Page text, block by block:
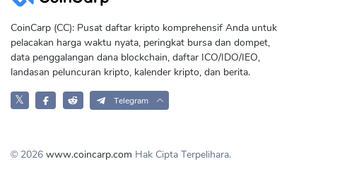
CoinCarp (CC): Pusat daftar kripto komprehensif Anda untuk
pelacakan harga waktu nyata, peringkat bursa dan dompet,
data penggalangan dana blockchain, daftar ICO/IDO/IEO,
landasan peluncuran kripto, kalender kripto, dan berita.
𝕏 Telegram
© 2026 www.coincarp.com Hak Cipta Terpelihara.